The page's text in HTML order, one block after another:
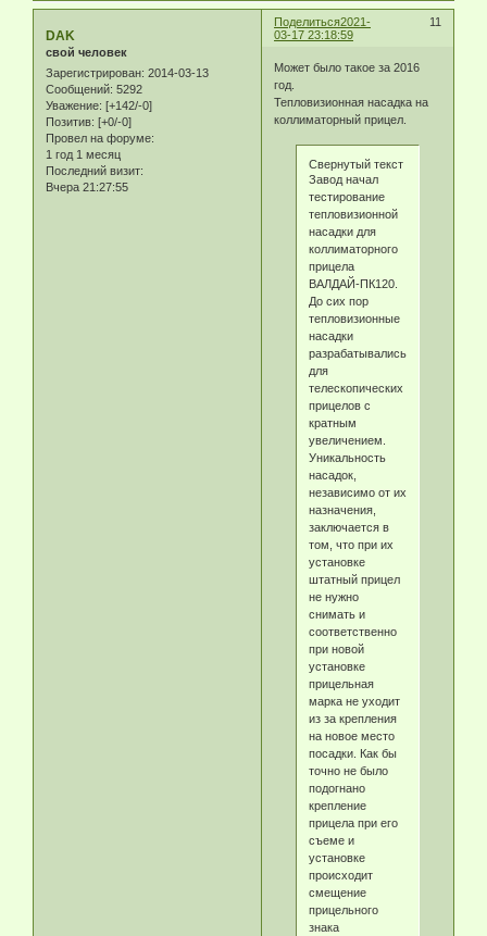
Поделиться 11
2021-
03-17 23:18:59
DAK
свой человек
Зарегистрирован: 2014-03-13
Сообщений: 5292
Уважение: [+142/-0]
Позитив: [+0/-0]
Провел на форуме:
1 год 1 месяц
Последний визит:
Вчера 21:27:55
Может было такое за 2016
год.
Тепловизионная насадка на
коллиматорный прицел.
Свернутый текст
Завод начал
тестирование
тепловизионной
насадки для
коллиматорного
прицела
ВАЛДАЙ-ПК120.
До сих пор
тепловизионные
насадки
разрабатывались
для
телескопических
прицелов с
кратным
увеличением.
Уникальность
насадок,
независимо от их
назначения,
заключается в
том, что при их
установке
штатный прицел
не нужно
снимать и
соответственно
при новой
установке
прицельная
марка не уходит
из за крепления
на новое место
посадки. Как бы
точно не было
подогнано
крепление
прицела при его
съеме и
установке
происходит
смещение
прицельного
знака